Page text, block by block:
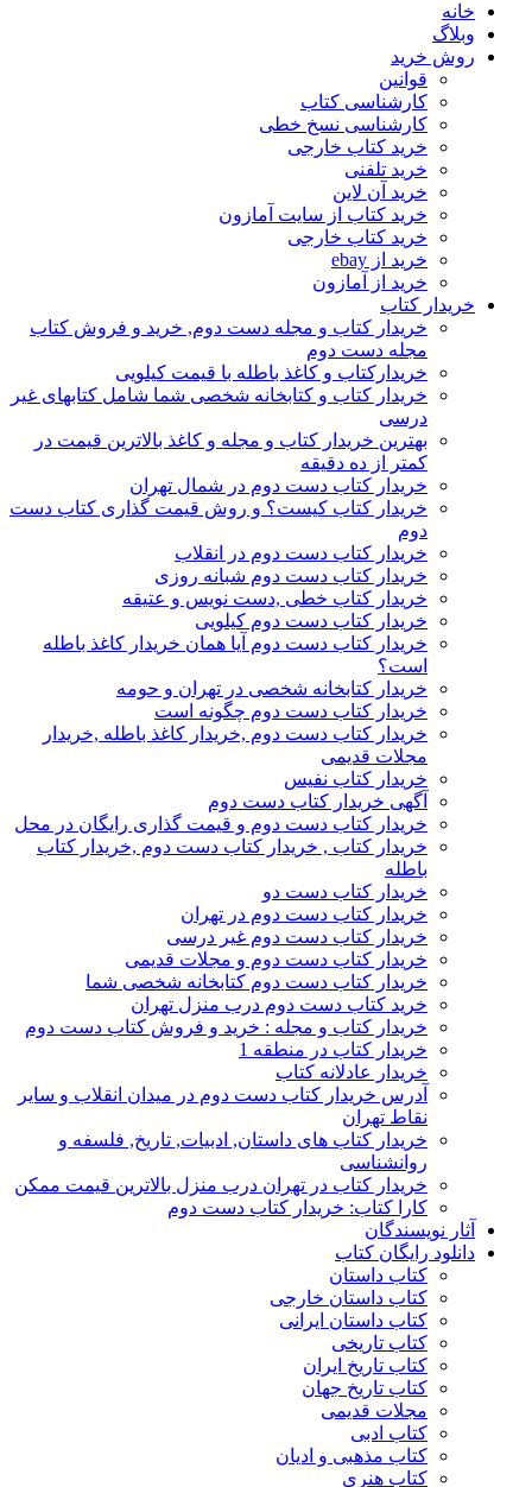
خانه
وبلاگ
روش خرید
قوانین
کارشناسی کتاب
کارشناسی نسخ خطی
خرید کتاب خارجی
خرید تلفنی
خرید آن لاین
خرید کتاب از سایت آمازون
خرید کتاب خارجی
خرید از ebay
خرید از آمازون
خریدار کتاب
خریدار کتاب و مجله دست دوم, خرید و فروش کتاب
مجله دست دوم
خریدارکتاب و کاغذ باطله با قیمت کیلویی
خریدار کتاب و کتابخانه شخصی شما شامل کتابهای غیر
درسی
بهترین خریدار کتاب و مجله و کاغذ بالاترین قیمت در
کمتر از ده دقیقه
خریدار کتاب دست دوم در شمال تهران
خریدار کتاب کیست؟ و روش قیمت گذاری کتاب دست
دوم
خریدار کتاب دست دوم در انقلاب
خریدار کتاب دست دوم شبانه روزی
خریدار کتاب خطی ,دست نویس و عتیقه
خریدار کتاب دست دوم کیلویی
خریدار کتاب دست دوم آیا همان خریدار کاغذ باطله
است؟
خریدار کتابخانه شخصی در تهران و حومه
خریدار کتاب دست دوم چگونه است
خریدار کتاب دست دوم ,خریدار کاغذ باطله ,خریدار
مجلات قدیمی
خریدار کتاب نفیس
آگهی خریدار کتاب دست دوم
خریدار کتاب دست دوم و قیمت گذاری رایگان در محل
خریدار کتاب , خریدار کتاب دست دوم ,خریدار کتاب
باطله
خریدار کتاب دست دو
خریدار کتاب دست دوم در تهران
خریدار کتاب دست دوم غیر درسی
خریدار کتاب دست دوم و مجلات قدیمی
خریدار کتاب دست دوم کتابخانه شخصی شما
خرید کتاب دست دوم درب منزل تهران
خریدار کتاب و مجله : خرید و فروش کتاب دست دوم
خریدار کتاب در منطقه 1
خریدار عادلانه کتاب
آدرس خریدار کتاب دست دوم در میدان انقلاب و سایر
نقاط تهران
خریدار کتاب های داستان, ادبیات, تاریخ, فلسفه و
روانشناسی
خریدار کتاب در تهران درب منزل بالاترین قیمت ممکن
کارا کتاب: خریدار کتاب دست دوم
آثار نویسندگان
دانلود رایگان کتاب
کتاب داستان
کتاب داستان خارجی
کتاب داستان ایرانی
کتاب تاریخی
کتاب تاریخ ایران
کتاب تاریخ جهان
مجلات قدیمی
کتاب ادبی
کتاب مذهبی و ادیان
کتاب هنری